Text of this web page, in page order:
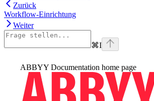
Zurück
Workflow-Einrichtung
Weiter
⌘I
ABBYY Documentation home page